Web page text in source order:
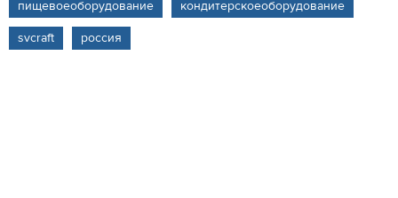
пищевоеоборудование
кондитерскоеоборудование
svcraft
россия